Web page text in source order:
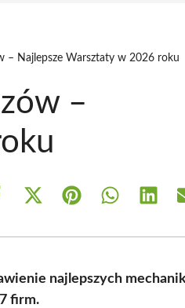
– Najlepsze Warsztaty w 2026 roku
–
Share
(Twitter)
Share Share Share
najlepszych
firm.